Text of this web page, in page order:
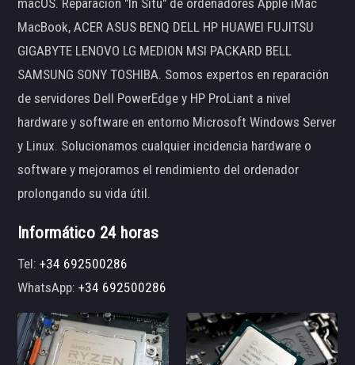
macOS. Reparación "In Situ" de ordenadores Apple iMac
MacBook, ACER ASUS BENQ DELL HP HUAWEI FUJITSU
GIGABYTE LENOVO LG MEDION MSI PACKARD BELL
SAMSUNG SONY TOSHIBA. Somos expertos en reparación
de servidores Dell PowerEdge y HP ProLiant a nivel
hardware y software en entorno Microsoft Windows Server
y Linux. Solucionamos cualquier incidencia hardware o
software y mejoramos el rendimiento del ordenador
prolongando su vida útil.
Informático 24 horas
Tel:+34 692500286
WhatsApp:+34 692500286